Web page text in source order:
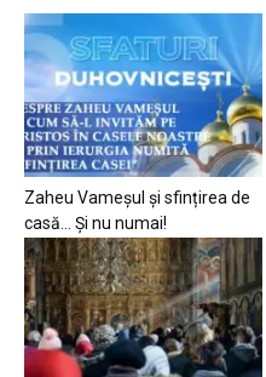
Zaheu Vameșul și sfințirea de
casă… Și nu numai!